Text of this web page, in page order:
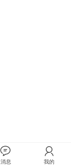
消息 我的